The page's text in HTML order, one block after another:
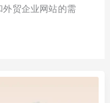
外贸企业网站的需